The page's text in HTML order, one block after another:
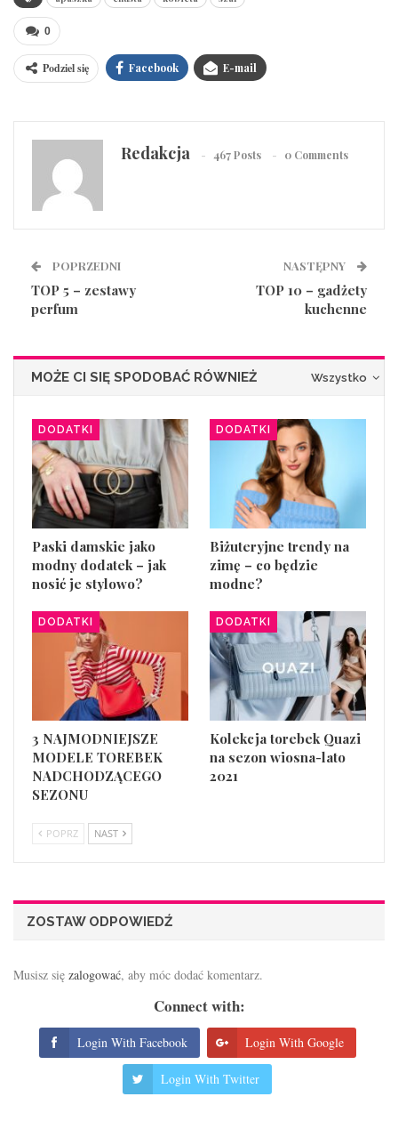
0
Podziel się Facebook E-mail
Redakcja 467 Posts 0 Comments
POPRZEDNI
TOP 5 – zestawy
perfum
NASTĘPNY
TOP 10 – gadżety
kuchenne
Wszystko
MOŻE CI SIĘ SPODOBAĆ RÓWNIEŻ
DODATKI
Paski damskie jako
modny dodatek – jak
nosić je stylowo?
DODATKI
Biżuteryjne trendy na
zimę – co będzie
modne?
DODATKI
3 NAJMODNIEJSZE
MODELE TOREBEK
NADCHODZĄCEGO
SEZONU
DODATKI
Kolekcja torebek Quazi
na sezon wiosna-lato
2021
POPRZ NAST
ZOSTAW ODPOWIEDŹ
Musisz się zalogować, aby móc dodać komentarz.
Connect with:
Login With Facebook Login With Google
Login With Twitter